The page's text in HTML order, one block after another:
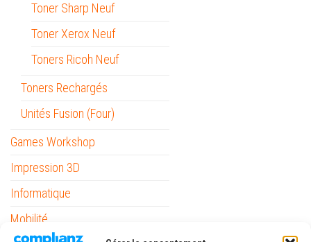
Toner Sharp Neuf
Toner Xerox Neuf
Toners Ricoh Neuf
Toners Rechargés
Unités Fusion (Four)
Games Workshop
Impression 3D
Informatique
Mobilité